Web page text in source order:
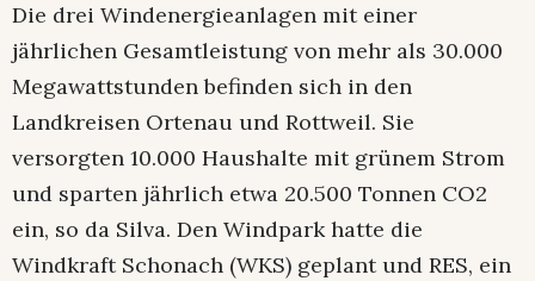
Die drei Windenergieanlagen mit einer
jährlichen Gesamtleistung von mehr als 30.000
Megawattstunden befinden sich in den
Landkreisen Ortenau und Rottweil. Sie
versorgten 10.000 Haushalte mit grünem Strom
und sparten jährlich etwa 20.500 Tonnen CO2
ein, so da Silva. Den Windpark hatte die
Windkraft Schonach (WKS) geplant und RES, ein